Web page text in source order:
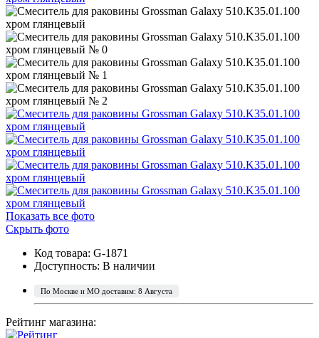
Показать все фото
Скрыть фото
Код товара: G-1871
Доступность: В наличии
По Москве и МО доставим: 8 Августа
Рейтинг магазина: